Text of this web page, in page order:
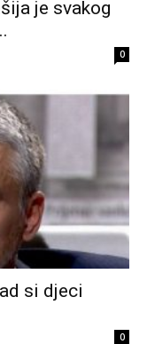
je svakog
0
si djeci
0